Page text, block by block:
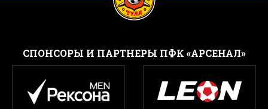
CПОНСОРЫ И ПАРТНЕРЫ ПФК «АРСЕНАЛ»